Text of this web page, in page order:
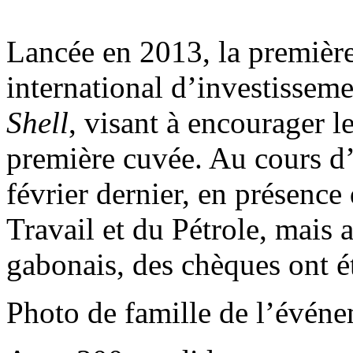
Lancée en 2013, la
international
Shell, visant à encourager
première cuvée. Au cours
février dernier, en
Travail et du Pétrole, mais
gabonais, des chèques ont
Photo de famille de